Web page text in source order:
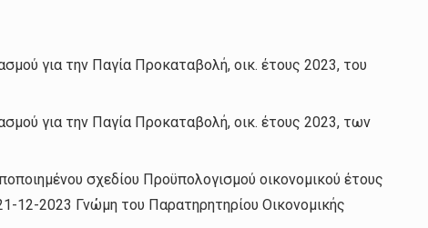
για την Παγία Προκαταβολή, οικ. έτους 2023, του
για την Παγία Προκαταβολή, οικ. έτους 2023, των
σχεδίου Προϋπολογισμού οικονομικού έτους
12-2023 Γνώμη του Παρατηρητηρίου Οικονομικής